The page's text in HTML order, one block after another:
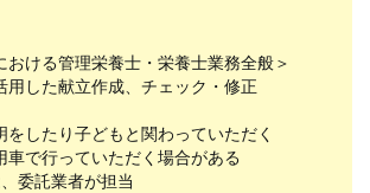
おける管理栄養士・栄養士業務全般＞
用した献立作成、チェック・修正
をしたり子どもと関わっていただく
車で行っていただく場合がある
委託業者が担当